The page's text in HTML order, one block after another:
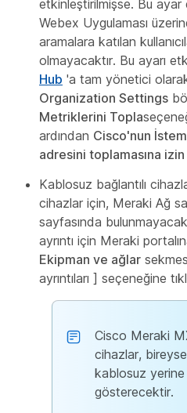
etkinleştirilmişse. Bu ayar
Webex Uygulaması
aramalara katılan
olmayacaktır. Bu ayarı
Hub 'a tam yönetici
Organization Settings
Metriklerini Topla
ardından Cisco'nun
adresini toplamasına
Kablosuz bağlantılı
cihazlar için, Meraki Ağ
sayfasında
ayrıntı için Meraki
Ekipman ve ağlar
ayrıntıları ] seçeneğine
Cisco Meraki
cihazlar,
kablosuz
gösterecektir.